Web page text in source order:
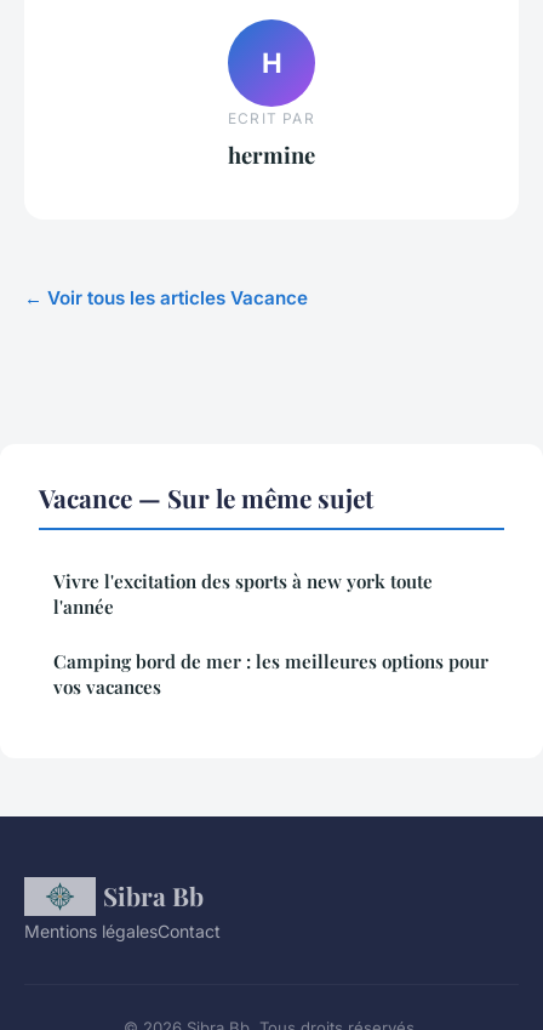
H
ECRIT PAR
hermine
← Voir tous les articles Vacance
Vacance — Sur le même sujet
Vivre l'excitation des sports à new york toute
l'année
Camping bord de mer : les meilleures options pour
vos vacances
Sibra Bb
Mentions légalesContact